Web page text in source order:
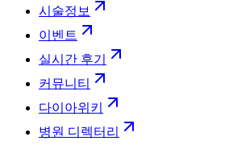
시술정보
이벤트
실시간 후기
커뮤니티
다이아위키
병원 디렉터리